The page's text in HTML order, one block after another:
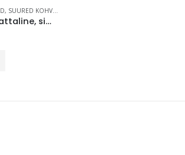
, SUURED KOHVRID (70 CM +)
Kõvakohver 77 cm, 8-rattaline, sinakashall (Soho Grey), laiendatav, TSA koodlukk, American Tourister AeroStep